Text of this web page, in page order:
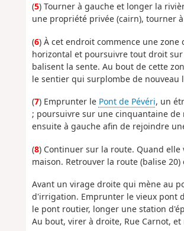
(5) Tourner à gauche et longer la
une propriété privée (cairn), tourner
(6) À cet endroit commence une
horizontal et poursuivre tout droit
balisent la sente. Au bout de cette
le sentier qui surplombe de nouveau
(7) Emprunter le Pont de Pévéri, un
; poursuivre sur une cinquantaine
ensuite à gauche afin de rejoindre
(8) Continuer sur la route. Quand
maison. Retrouver la route (balise
Avant un virage droite qui mène au
d'irrigation. Emprunter le vieux pont
le pont routier, longer une station
Au bout, virer à droite, Rue Carnot,